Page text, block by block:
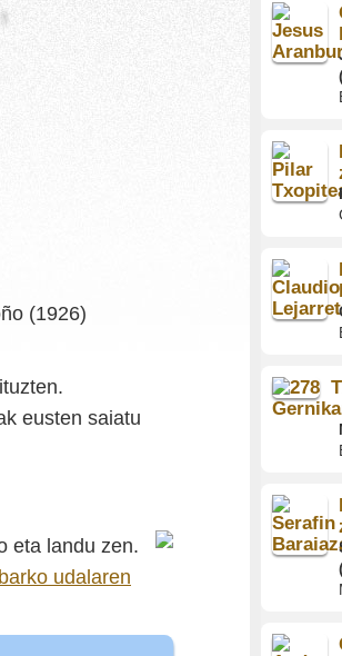
(1926)
eusten saiatu
eta landu zen.
udalaren